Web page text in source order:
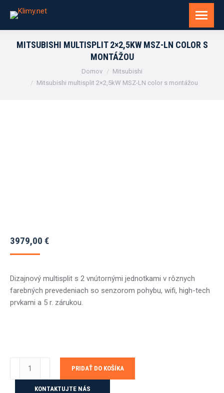
MITSUBISHI MULTISPLIT 2×2,5KW MSZ-LN COLOR S
MONTÁŽOU
Domov
Mitsubishi
Mitsubishi multisplit 2×2,5kW MSZ-LN color s montážou
3979,00 €
Dizajnový multisplit s 2 vnútornými jednotkami v rôznych
farebných prevedeniach so senzorom pohybu, wifi, high-tech
prvkami a 5 r. zárukou.
multisplit
PRIDAŤ DO KOŠÍKA
KONTAKTUJTE NÁS